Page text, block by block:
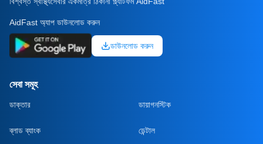
AidFast অ্যাপ ডাউনলোড করুন
ডাউনলোড করুন
সেবা সমূহ
ডাক্তার ডায়াগনস্টিক
ব্লাড ব্যাংক ডেন্টাল